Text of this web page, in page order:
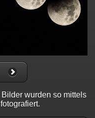
wurden so mittels